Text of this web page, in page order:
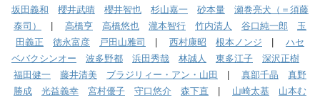
坂田義和
櫻井武晴 櫻井智也 杉山嘉一 砂本量
瀬巻亮犬（＝須藤
泰司）
| 高橋亨 高橋悠也 瀧本智行 竹内清人 谷口純一郎
玉
田義正
徳永富彦 戸田山雅司 | 西村康昭 根本ノンジ | ハセ
ベバクシンオー
波多野都 浜田秀哉 林誠人 東多江子
深沢正樹
福田健一
藤井清美 ブラジリィー・アン・山田 | 真部千晶
真野
勝成
光益義幸 宮村優子 守口悠介 森下直 | 山崎太基
山本む